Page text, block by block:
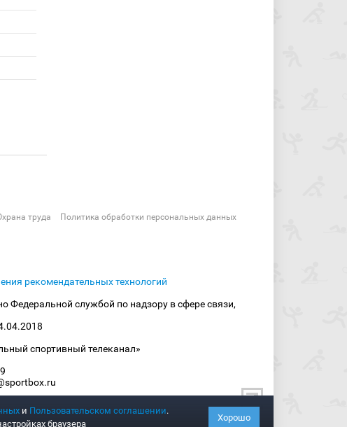
труда Политика обработки персональных данных
рекомендательных технологий
Федеральной службой по надзору в сфере связи,
спортивный телеканал»
и Пользовательском соглашении.
браузера
Хорошо